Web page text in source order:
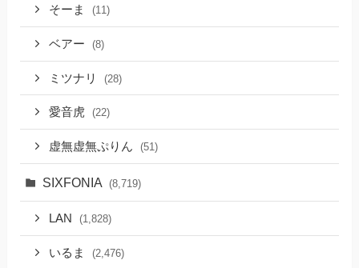
そーま (11)
ベアー (8)
ミツナリ (28)
愛音虎 (22)
虚無虚無ぷりん (51)
SIXFONIA (8,719)
LAN (1,828)
いるま (2,476)